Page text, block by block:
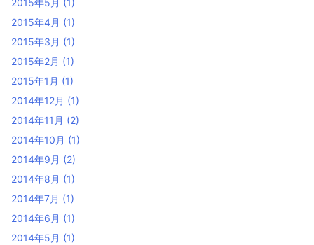
2015年5月 (1)
2015年4月 (1)
2015年3月 (1)
2015年2月 (1)
2015年1月 (1)
2014年12月 (1)
2014年11月 (2)
2014年10月 (1)
2014年9月 (2)
2014年8月 (1)
2014年7月 (1)
2014年6月 (1)
2014年5月 (1)